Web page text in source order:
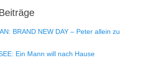
BRAND NEW DAY – Peter allein zu
Ein Mann will nach Hause